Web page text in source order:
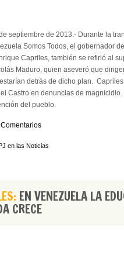
septiembre de 2013.- Durante la
Somos Todos, el gobernador
Capriles, también se refirió al
Maduro, quien aseveró que
detrás de dicho plan.
Castro en denuncias de
del pueblo.
Comentarios
en las Noticias
EN VENEZUELA LA
CRECE